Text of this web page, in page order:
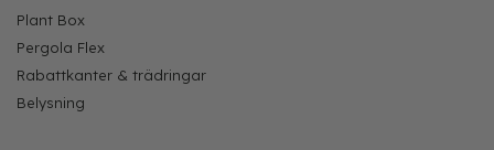
Plant Box
Pergola Flex
Rabattkanter & trädringar
Belysning